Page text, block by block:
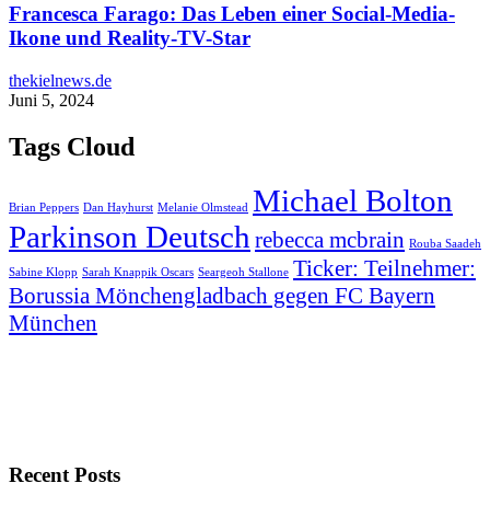
Francesca Farago: Das Leben einer Social-Media-
Ikone und Reality-TV-Star
thekielnews.de
Juni 5, 2024
Tags Cloud
Brian Peppers Dan Hayhurst Melanie Olmstead Michael Bolton
Parkinson Deutsch rebecca mcbrain Rouba Saadeh
Sabine Klopp Sarah Knappik Oscars Seargeoh Stallone Ticker: Teilnehmer:
Borussia Mönchengladbach gegen FC Bayern
München
Recent Posts